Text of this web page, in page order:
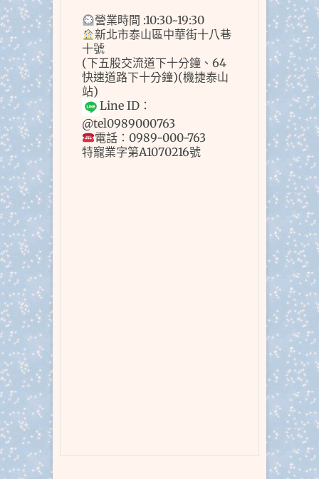
營業時間 :10:30~19:30
新北市泰山區中華街十八巷
十號
(下五股交流道下十分鐘、64
快速道路下十分鐘)(機捷泰山
站)
Line ID：
@tel0989000763
電話：0989-000-763
特寵業字第A1070216號